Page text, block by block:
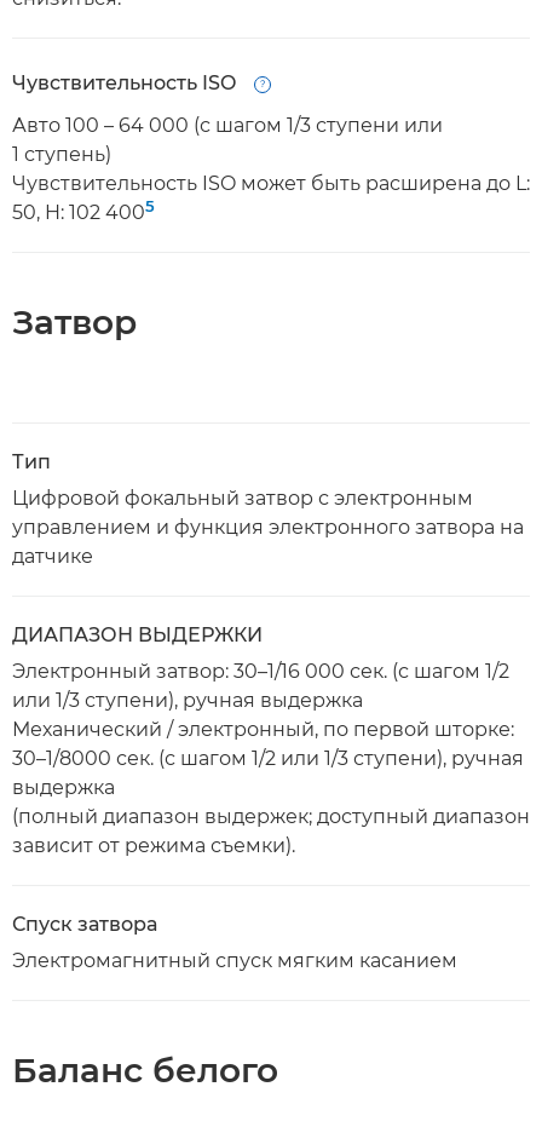
Чувствительность ISO
Open
Авто 100 – 64 000 (с шагом 1/3 ступени или
1 ступень)
Чувствительность ISO может быть расширена до L:
50, H: 102 4005
Затвор
Тип
Цифровой фокальный затвор с электронным
управлением и функция электронного затвора на
датчике
ДИАПАЗОН ВЫДЕРЖКИ
Электронный затвор: 30–1/16 000 сек. (с шагом 1/2
или 1/3 ступени), ручная выдержка
Механический / электронный, по первой шторке:
30–1/8000 сек. (с шагом 1/2 или 1/3 ступени), ручная
выдержка
(полный диапазон выдержек; доступный диапазон
зависит от режима съемки).
Спуск затвора
Электромагнитный спуск мягким касанием
Баланс белого